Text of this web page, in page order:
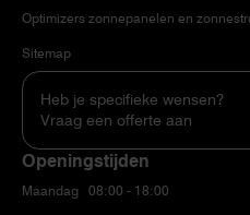
Optimizers zonnepanelen en
Sitemap
Heb je specifieke wensen?
Vraag een offerte aan
Openingstijden
Maandag 08:00 - 18:00